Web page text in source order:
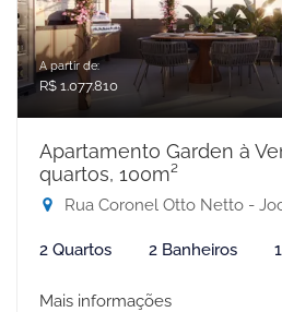
A partir de:
R$ 1.077.810
Apartamento Garden à
quartos, 100m²
Rua Coronel Otto Netto - Jockey
2 Quartos 2 Banheiros
Mais informações